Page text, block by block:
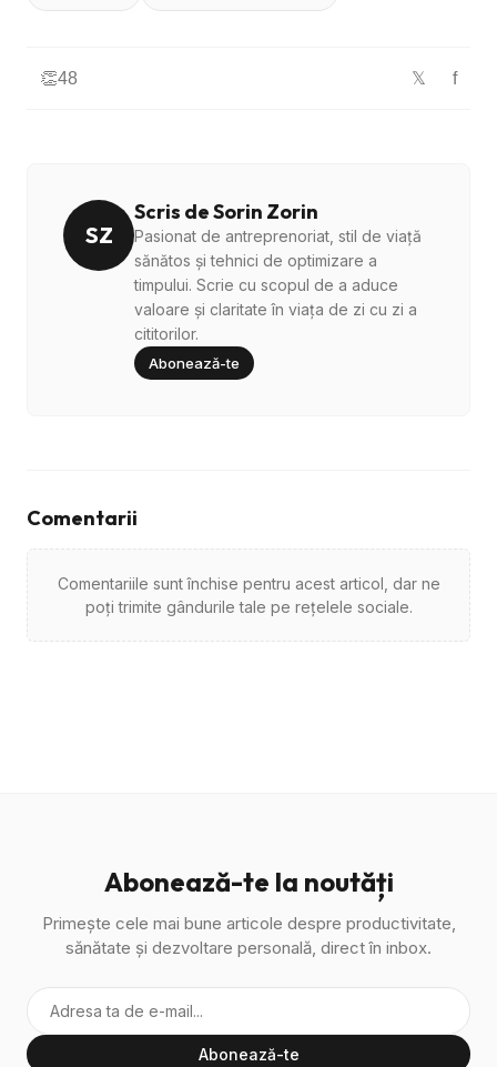
👏48 𝕏 f
SZ
Scris de Sorin Zorin
Pasionat de antreprenoriat, stil de viață
sănătos și tehnici de optimizare a
timpului. Scrie cu scopul de a aduce
valoare și claritate în viața de zi cu zi a
cititorilor.
Abonează-te
Comentarii
Comentariile sunt închise pentru acest articol, dar ne
poți trimite gândurile tale pe rețelele sociale.
Abonează-te la noutăți
Primește cele mai bune articole despre productivitate,
sănătate și dezvoltare personală, direct în inbox.
Abonează-te